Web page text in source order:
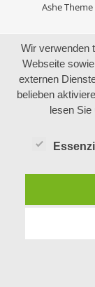
Ashe
Wir verwenden
Webseite
externen
belieben
lesen